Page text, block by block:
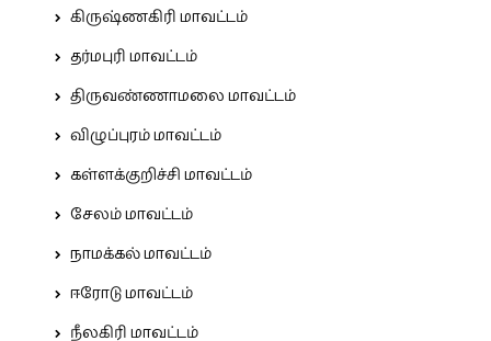
கிருஷ்ணகிரி மாவட்டம்
தர்மபுரி மாவட்டம்
திருவண்ணாமலை மாவட்டம்
விழுப்புரம் மாவட்டம்
கள்ளக்குறிச்சி மாவட்டம்
சேலம் மாவட்டம்
நாமக்கல் மாவட்டம்
ஈரோடு மாவட்டம்
நீலகிரி மாவட்டம்